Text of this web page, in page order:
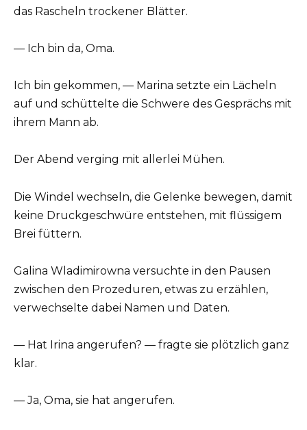
das Rascheln trockener Blätter.
— Ich bin da, Oma.
Ich bin gekommen, — Marina setzte ein Lächeln
auf und schüttelte die Schwere des Gesprächs mit
ihrem Mann ab.
Der Abend verging mit allerlei Mühen.
Die Windel wechseln, die Gelenke bewegen, damit
keine Druckgeschwüre entstehen, mit flüssigem
Brei füttern.
Galina Wladimirowna versuchte in den Pausen
zwischen den Prozeduren, etwas zu erzählen,
verwechselte dabei Namen und Daten.
— Hat Irina angerufen? — fragte sie plötzlich ganz
klar.
— Ja, Oma, sie hat angerufen.